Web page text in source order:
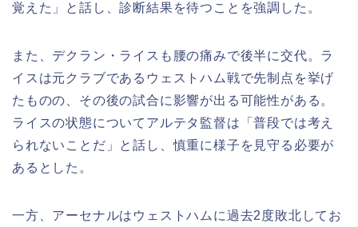
覚えた」と話し、診断結果を待つことを強調した。
また、デクラン・ライスも腰の痛みで後半に交代。ラ
イスは元クラブであるウェストハム戦で先制点を挙げ
たものの、その後の試合に影響が出る可能性がある。
ライスの状態についてアルテタ監督は「普段では考え
られないことだ」と話し、慎重に様子を見守る必要が
あるとした。
一方、アーセナルはウェストハムに過去2度敗北してお